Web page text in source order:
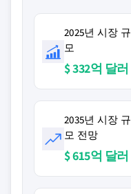
2025년 시장 규
모
$ 332억 달러
2035년 시장 규
모 전망
$ 615억 달러